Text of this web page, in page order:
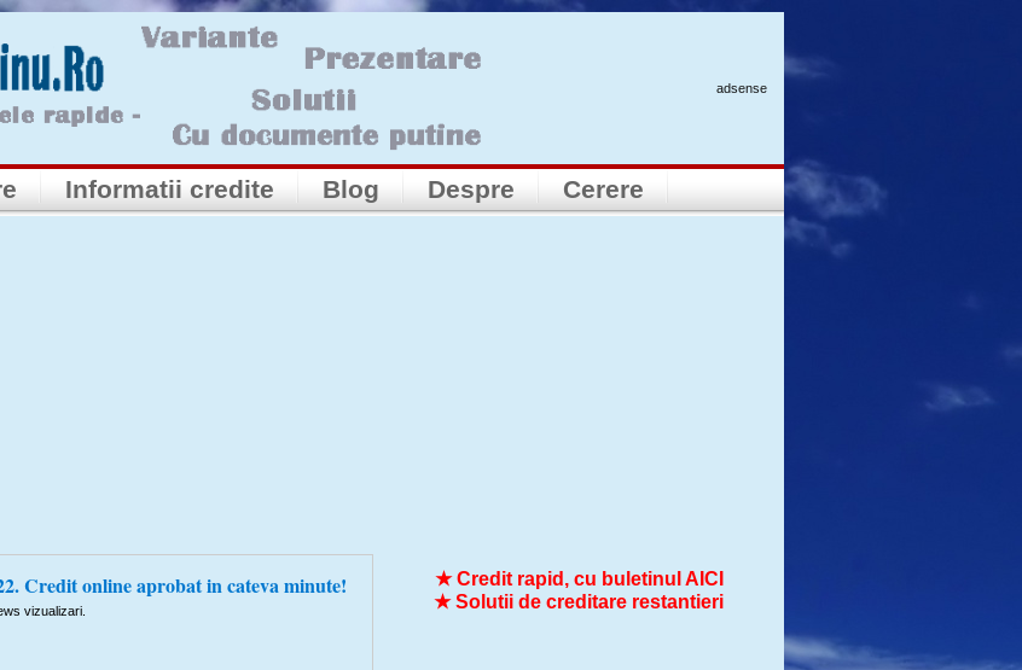
adsense
Informatii credite Blog Despre Cerere
Credit online aprobat in cateva minute!
vizualizari.
★ Credit rapid, cu buletinul AICI
★ Solutii de creditare restantieri